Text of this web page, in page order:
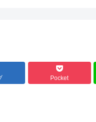
Pocket